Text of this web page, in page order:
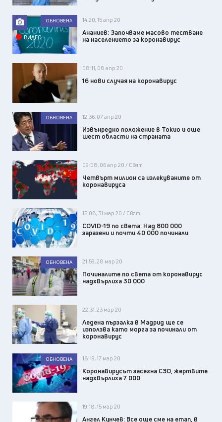
ВИДЕО
ОБНОВЕНА 14:20, 15 апр 20
Ананиев: Започваме масово тестване
на населението за коронавирус
08:11, 08 апр 20
16 нови случая на коронавирус
ОБНОВЕНА 12:36, 07 апр 20
Извънредно положение в Токио и още
шест области на страната
09:08, 06 апр 20 / Свят
Четвърт милион са излекуваните от
коронавируса
15:08, 31 мар 20 / Свят
COVID-19 по света: Над 800 000
заразени и почти 40 000 починали
ОБНОВЕНА 21:59, 28 мар 20
Починалите по света от коронавирус
надхвърлиха 30 000
22:31, 23 мар 20
Ледена пързалка в Мадрид ще се
използва като морга за починали от
коронавирус
ОБНОВЕНА 18:19, 17 мар 20
Коронавирусът засегна СЗО, жертвите
надхвърлиха 7 000
19:18, 15 мар 20
Ангел Кунчев: Все още сме на етап, в